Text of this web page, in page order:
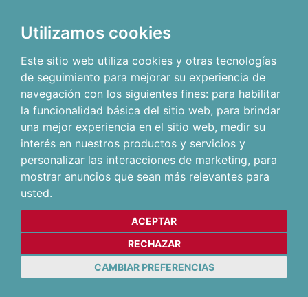
Utilizamos cookies
Este sitio web utiliza cookies y otras tecnologías
de seguimiento para mejorar su experiencia de
navegación con los siguientes fines: para habilitar
la funcionalidad básica del sitio web, para brindar
una mejor experiencia en el sitio web, medir su
interés en nuestros productos y servicios y
personalizar las interacciones de marketing, para
mostrar anuncios que sean más relevantes para
usted.
ACEPTAR
RECHAZAR
CAMBIAR PREFERENCIAS